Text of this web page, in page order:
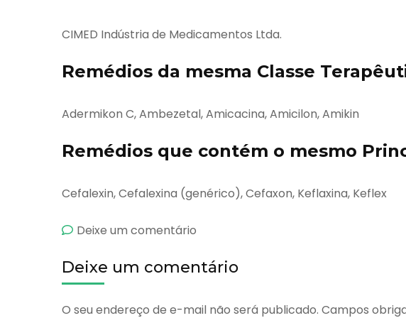
CIMED Indústria de Medicamentos Ltda.
Remédios da mesma Classe
Adermikon C, Ambezetal, Amicacina, Amicilon, Amikin
Remédios que contém o mesmo
Cefalexin, Cefalexina (genérico), Cefaxon, Keflaxina, Keflex
Deixe um comentário
Deixe um comentário
O seu endereço de e-mail não será publicado. Campos